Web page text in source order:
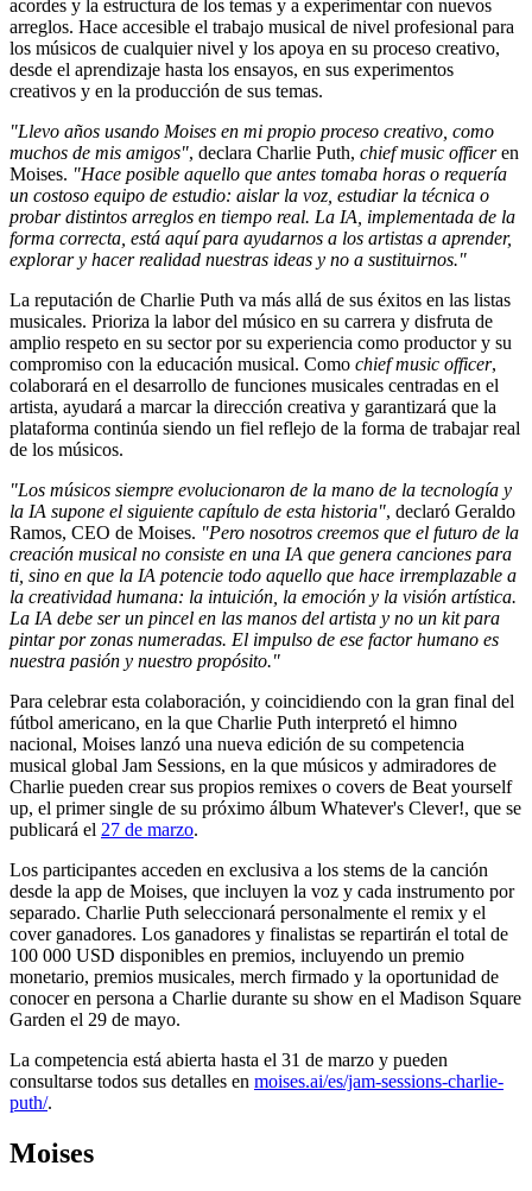
acordes y la estructura de los temas y a experimentar con nuevos
arreglos. Hace accesible el trabajo musical de nivel profesional para
los músicos de cualquier nivel y los apoya en su proceso creativo,
desde el aprendizaje hasta los ensayos, en sus experimentos
creativos y en la producción de sus temas.
"Llevo años usando Moises en mi propio proceso creativo, como
muchos de mis amigos", declara Charlie Puth, chief music officeren
Moises. "Hace posible aquello que antes tomaba horas o requería
un costoso equipo de estudio: aislar la voz, estudiar la técnica o
probar distintos arreglos en tiempo real. La IA, implementada de la
forma correcta, está aquí para ayudarnos a los artistas a aprender,
explorar y hacer realidad nuestras ideas y no a sustituirnos."
La reputación de Charlie Puth va más allá de sus éxitos en las listas
musicales. Prioriza la labor del músico en su carrera y disfruta de
amplio respeto en su sector por su experiencia como productor y su
compromiso con la educación musical. Como chief music officer,
colaborará en el desarrollo de funciones musicales centradas en el
artista, ayudará a marcar la dirección creativa y garantizará que la
plataforma continúa siendo un fiel reflejo de la forma de trabajar real
de los músicos.
"Los músicos siempre evolucionaron de la mano de la tecnología y
la IA supone el siguiente capítulo de esta historia", declaró Geraldo
Ramos, CEO de Moises. "Pero nosotros creemos que el futuro de la
creación musical no consiste en una IA que genera canciones para
ti, sino en que la IA potencie todo aquello que hace irremplazable a
la creatividad humana: la intuición, la emoción y la visión artística.
La IA debe ser un pincel en las manos del artista y no un kit para
pintar por zonas numeradas. El impulso de ese factor humano es
nuestra pasión y nuestro propósito."
Para celebrar esta colaboración, y coincidiendo con la gran final del
fútbol americano, en la que Charlie Puth interpretó el himno
nacional, Moises lanzó una nueva edición de su competencia
musical global Jam Sessions, en la que músicos y admiradores de
Charlie pueden crear sus propios remixes o covers de Beat yourself
up, el primer single de su próximo álbum Whatever's Clever!, que se
publicará el 27 de marzo.
Los participantes acceden en exclusiva a los stems de la canción
desde la app de Moises, que incluyen la voz y cada instrumento por
separado. Charlie Puth seleccionará personalmente el remix y el
cover ganadores. Los ganadores y finalistas se repartirán el total de
100 000 USD disponibles en premios, incluyendo un premio
monetario, premios musicales, merch firmado y la oportunidad de
conocer en persona a Charlie durante su show en el Madison Square
Garden el 29 de mayo.
La competencia está abierta hasta el 31 de marzo y pueden
consultarse todos sus detalles en moises.ai/es/jam-sessions-charlie-
puth/.
Moises